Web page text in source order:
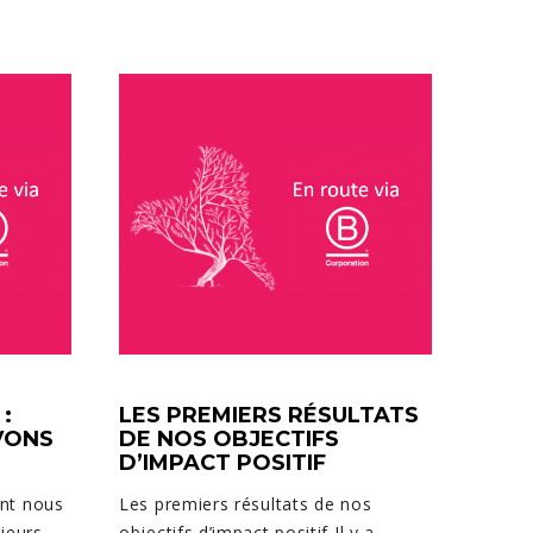
:
nous
LES PREMIERS RÉSULTATS
DE NOS OBJECTIFS
D’IMPACT POSITIF
Les premiers résultats de nos